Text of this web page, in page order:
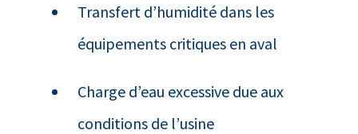
Transfert d’humidité dans les
équipements critiques en aval
Charge d’eau excessive due aux
conditions de l’usine